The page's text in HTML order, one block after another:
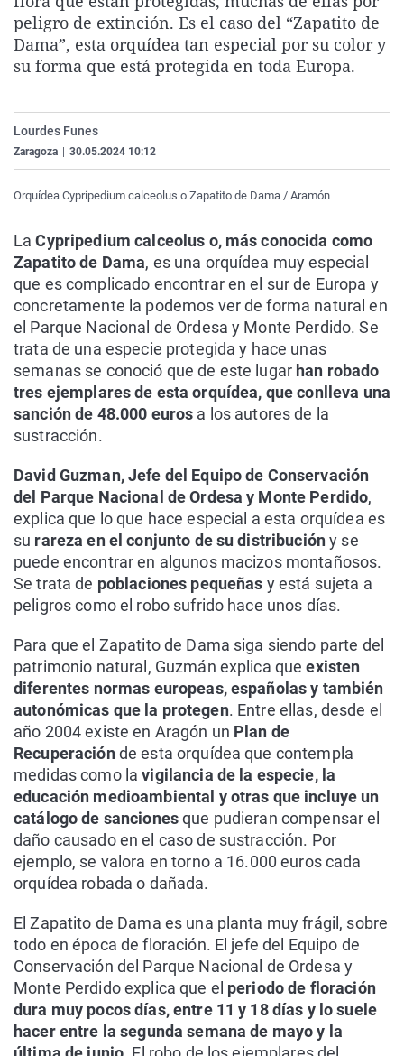
La rosa de los vientos
Gente viajera
Como el perro y el
Caso
Retornados
Equipo de
Operación Viuda
Extremadura
Galicia
La Rioja
Navarra
Virales
Televisión
Elecciones
peligro de extinción. Es el caso del “Zapatito de
Dama”, esta orquídea tan especial por su color y
su forma que está protegida en toda Europa.
Lourdes Funes
Zaragoza 30.05.2024 10:12
Orquídea Cypripedium calceolus o Zapatito de Dama / Aramón
LaCypripedium calceolus o, más conocida como
Zapatito de Dama, es una orquídea muy especial
que es complicado encontrar en el sur de Europa y
concretamente la podemos ver de forma natural en
el Parque Nacional de Ordesa y Monte Perdido. Se
trata de una especie protegida y hace unas
semanas se conoció que de este lugar han robado
tres ejemplares de esta orquídea, que conlleva una
sanción de 48.000 euros a los autores de la
sustracción.
David Guzman, Jefe del Equipo de Conservación
del Parque Nacional de Ordesa y Monte Perdido,
explica que lo que hace especial a esta orquídea es
su rareza en el conjunto de su distribucióny se
puede encontrar en algunos macizos montañosos.
Se trata de poblaciones pequeñas y está sujeta a
peligros como el robo sufrido hace unos días.
Para que el Zapatito de Dama siga siendo parte del
patrimonio natural, Guzmán explica queexisten
diferentes normas europeas, españolas y también
autonómicas que la protegen. Entre ellas, desde el
año 2004 existe en Aragón un Plan de
Recuperaciónde esta orquídea que contempla
medidas como lavigilancia de la especie, la
educación medioambiental y otras que incluye un
catálogo de sancionesque pudieran compensar el
daño causado en el caso de sustracción. Por
ejemplo, se valora en torno a 16.000 euros cada
orquídea robada o dañada.
El Zapatito de Dama es una planta muy frágil, sobre
todo en época de floración. El jefe del Equipo de
Conservación del Parque Nacional de Ordesa y
Monte Perdido explica que el periodo de floración
dura muy pocos días, entre 11 y 18 días y lo suele
hacer entre la segunda semana de mayo y la